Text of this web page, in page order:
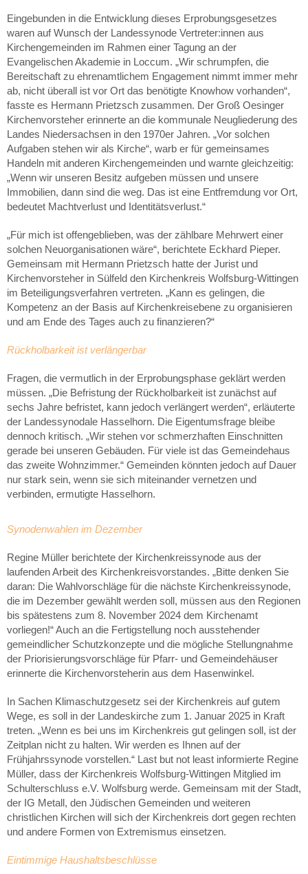
Eingebunden in die Entwicklung dieses Erprobungsgesetzes
waren auf Wunsch der Landessynode Vertreter:innen aus
Kirchengemeinden im Rahmen einer Tagung an der
Evangelischen Akademie in Loccum. „Wir schrumpfen, die
Bereitschaft zu ehrenamtlichem Engagement nimmt immer mehr
ab, nicht überall ist vor Ort das benötigte Knowhow vorhanden“,
fasste es Hermann Prietzsch zusammen. Der Groß Oesinger
Kirchenvorsteher erinnerte an die kommunale Neugliederung des
Landes Niedersachsen in den 1970er Jahren. „Vor solchen
Aufgaben stehen wir als Kirche“, warb er für gemeinsames
Handeln mit anderen Kirchengemeinden und warnte gleichzeitig:
„Wenn wir unseren Besitz aufgeben müssen und unsere
Immobilien, dann sind die weg. Das ist eine Entfremdung vor Ort,
bedeutet Machtverlust und Identitätsverlust.“
„Für mich ist offengeblieben, was der zählbare Mehrwert einer
solchen Neuorganisationen wäre“, berichtete Eckhard Pieper.
Gemeinsam mit Hermann Prietzsch hatte der Jurist und
Kirchenvorsteher in Sülfeld den Kirchenkreis Wolfsburg-Wittingen
im Beteiligungsverfahren vertreten. „Kann es gelingen, die
Kompetenz an der Basis auf Kirchenkreisebene zu organisieren
und am Ende des Tages auch zu finanzieren?“
Rückholbarkeit ist verlängerbar
Fragen, die vermutlich in der Erprobungsphase geklärt werden
müssen. „Die Befristung der Rückholbarkeit ist zunächst auf
sechs Jahre befristet, kann jedoch verlängert werden“, erläuterte
der Landessynodale Hasselhorn. Die Eigentumsfrage bleibe
dennoch kritisch. „Wir stehen vor schmerzhaften Einschnitten
gerade bei unseren Gebäuden. Für viele ist das Gemeindehaus
das zweite Wohnzimmer.“ Gemeinden könnten jedoch auf Dauer
nur stark sein, wenn sie sich miteinander vernetzen und
verbinden, ermutigte Hasselhorn.
Synodenwahlen im Dezember
Regine Müller berichtete der Kirchenkreissynode aus der
laufenden Arbeit des Kirchenkreisvorstandes. „Bitte denken Sie
daran: Die Wahlvorschläge für die nächste Kirchenkreissynode,
die im Dezember gewählt werden soll, müssen aus den Regionen
bis spätestens zum 8. November 2024 dem Kirchenamt
vorliegen!“ Auch an die Fertigstellung noch ausstehender
gemeindlicher Schutzkonzepte und die mögliche Stellungnahme
der Priorisierungsvorschläge für Pfarr- und Gemeindehäuser
erinnerte die Kirchenvorsteherin aus dem Hasenwinkel.
In Sachen Klimaschutzgesetz sei der Kirchenkreis auf gutem
Wege, es soll in der Landeskirche zum 1. Januar 2025 in Kraft
treten. „Wenn es bei uns im Kirchenkreis gut gelingen soll, ist der
Zeitplan nicht zu halten. Wir werden es Ihnen auf der
Frühjahrssynode vorstellen.“ Last but not least informierte Regine
Müller, dass der Kirchenkreis Wolfsburg-Wittingen Mitglied im
Schulterschluss e.V. Wolfsburg werde. Gemeinsam mit der Stadt,
der IG Metall, den Jüdischen Gemeinden und weiteren
christlichen Kirchen will sich der Kirchenkreis dort gegen rechten
und andere Formen von Extremismus einsetzen.
Eintimmige Haushaltsbeschlüsse